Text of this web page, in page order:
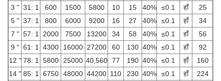
3 " 31: 1 600 1500 5800 10 15 40% ≤0.1 हाँ
25
5 " 37: 1 800 6000 9200 16 27 40% ≤0.1 हाँ
34
7 " 57: 1 2000 7500 13200 34 58 40% ≤0.1 हाँ
56
9 " 61: 1 4300 16000 27200 60 130 40% ≤0.1 हाँ
92
12 " 78: 1 5800 25000 40,560 77 190 40% ≤0.1 हाँ
160
14 " 85: 1 6750 48000 44200 110 230 40% ≤0.1 हाँ 224